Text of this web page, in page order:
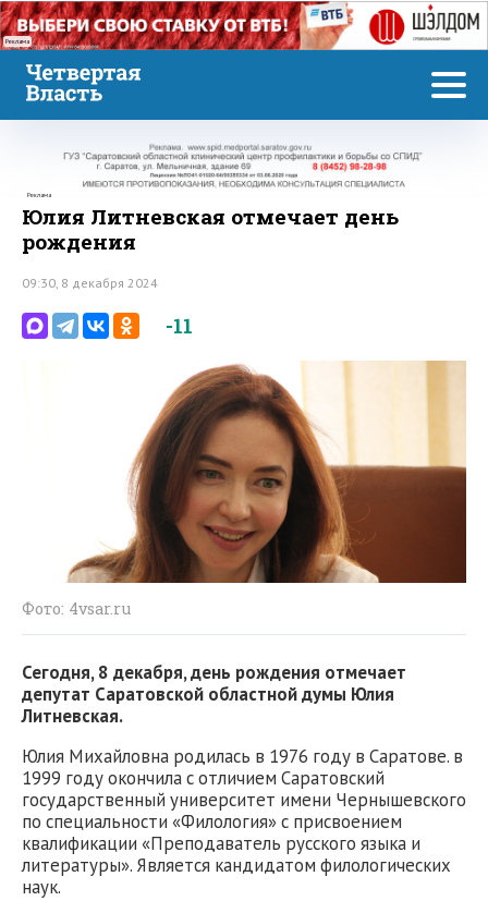
Реклама
Реклама
Юлия Литневская отмечает день
рождения
09:30, 8 декабря 2024
-11
Фото: 4vsar.ru
Сегодня, 8 декабря, день рождения отмечает
депутат Саратовской областной думы Юлия
Литневская.
Юлия Михайловна родилась в 1976 году в Саратове. в
1999 году окончила с отличием Саратовский
государственный университет имени Чернышевского
по специальности «Филология» с присвоением
квалификации «Преподаватель русского языка и
литературы». Является кандидатом филологических
наук.